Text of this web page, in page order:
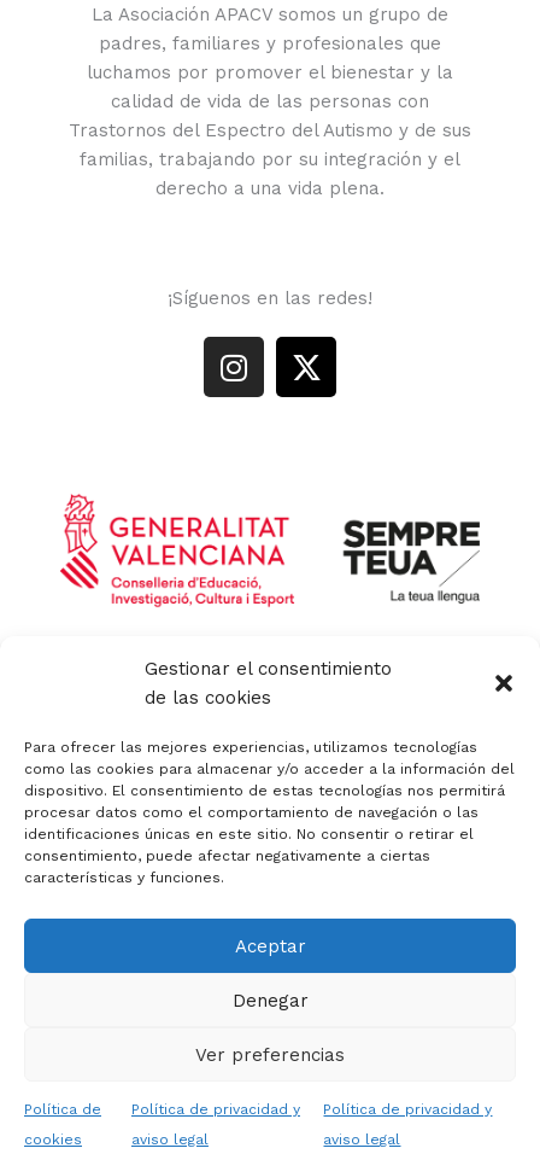
Gestionar el consentimiento
de las cookies
Para ofrecer las mejores experiencias, utilizamos tecnologías
como las cookies para almacenar y/o acceder a la información del
dispositivo. El consentimiento de estas tecnologías nos permitirá
procesar datos como el comportamiento de navegación o las
identificaciones únicas en este sitio. No consentir o retirar el
consentimiento, puede afectar negativamente a ciertas
características y funciones.
Aceptar
Denegar
Ver preferencias
Política de
cookies
Política de privacidad y
aviso legal
Política de privacidad y
aviso legal
La Asociación APACV somos un grupo de
padres, familiares y profesionales que
luchamos por promover el bienestar y la
calidad de vida de las personas con
Trastornos del Espectro del Autismo y de sus
familias, trabajando por su integración y el
derecho a una vida plena.
¡Síguenos en las redes!
I
n
r
a
m
X
-
Política de calidad
Política de cookies
Política de cookies (UE)
Canal de denuncias
Código Ético
Copyright © 2026 APACV | Asociación Padres Autismo
Comunidad Valenciana
Español